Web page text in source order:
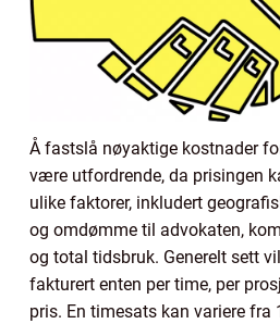
Å fastslå nøyaktige kostnader
være utfordrende, da prisingen
ulike faktorer, inkludert
og omdømme til advokaten,
og total tidsbruk. Generelt sett
fakturert enten per time, per
pris. En timesats kan variere fra